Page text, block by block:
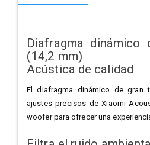
Diafragma dinámico
(14,2 mm)
Acústica de calidad
El diafragma dinámico de gran
ajustes precisos de Xiaomi
woofer para ofrecer una